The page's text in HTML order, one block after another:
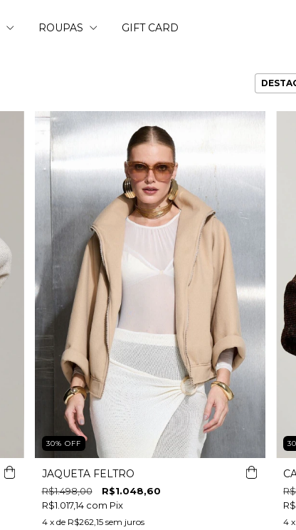
ROUPAS GIFT CARD
30% OFF
JAQUETA FELTRO
R$1.498,00
R$1.048,60
R$1.017,14 com Pix
4 x de R$262,15 sem juros 4